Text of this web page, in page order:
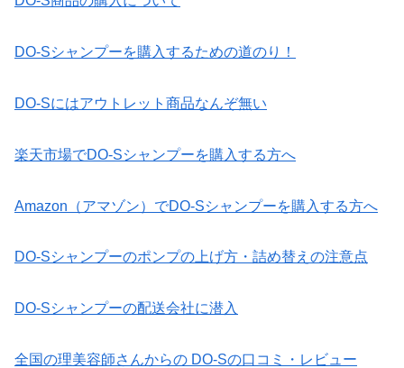
DO-Sシャンプーを購入するための道のり！
DO-Sにはアウトレット商品なんぞ無い
楽天市場でDO-Sシャンプーを購入する方へ
Amazon（アマゾン）でDO-Sシャンプーを購入する方へ
DO-Sシャンプーのポンプの上げ方・詰め替えの注意点
DO-Sシャンプーの配送会社に潜入
全国の理美容師さんからの DO-Sの口コミ・レビュー